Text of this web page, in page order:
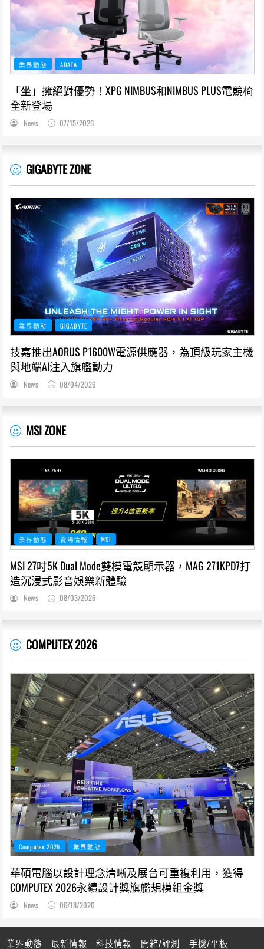
業界動態 ADATA
「坐」擁絕對優勢！XPG NIMBUS和NIMBUS PLUS電競椅
全新登場
News 07/15/2026
GIGABYTE ZONE
業界動態 GIGABYTE
技嘉推出AORUS P1600W電源供應器，為頂級玩家主機
與地端AI注入旗艦動力
News 08/04/2026
MSI ZONE
業界動態 賣場情報 MSI
MSI 27吋5K Dual Mode雙模電競顯示器，MAG 271KPD7打
造沉浸式影音娛樂新體驗
News 08/03/2026
COMPUTEX 2026
Computex 2026 業界動態
華碩電腦以設計理念清晰及展台可重複利用，獲得
COMPUTEX 2026永續設計獎旗艦規模組金獎
News 06/18/2026
業界動態 最新情報 科技情報 開箱/評測 手機/平板